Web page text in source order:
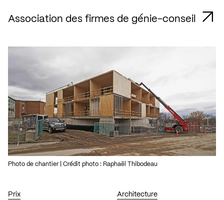
Association des firmes de génie-conseil
Prix Architecture
Photo de chantier | Crédit photo : Raphaël Thibodeau